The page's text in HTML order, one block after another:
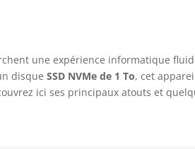
une expérience informatique
disqueSSD NVMe de 1 To, cet
ici ses principaux atouts et